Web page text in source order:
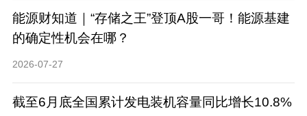
能源财知道｜“存储之王”登顶A股一哥！能源基建
的确定性机会在哪？
2026-07-27
截至6月底全国累计发电装机容量同比增长10.8%